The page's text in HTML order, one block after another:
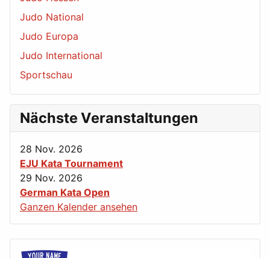
Judo National
Judo Europa
Judo International
Sportschau
Nächste Veranstaltungen
28 Nov. 2026
EJU Kata Tournament
29 Nov. 2026
German Kata Open
Ganzen Kalender ansehen